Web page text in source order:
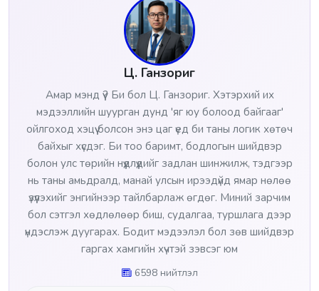
Ц. Ганзориг
Амар мэнд үү? Би бол Ц. Ганзориг. Хэтэрхий их
мэдээллийн шуурган дунд 'яг юу болоод байгааг'
ойлгоход хэцүү болсон энэ цаг үед би таны логик хөтөч
байхыг хүсдэг. Би тоо баримт, бодлогын шийдвэр
болон улс төрийн нүүдлүүдийг задлан шинжилж, тэдгээр
нь таны амьдралд, манай улсын ирээдүйд ямар нөлөө
үзүүлэхийг энгийнээр тайлбарлаж өгдөг. Миний зарчим
бол сэтгэл хөдлөлөөр биш, судалгаа, туршлага дээр
үндэслэж дуугарах. Бодит мэдээлэл бол зөв шийдвэр
гаргах хамгийн хүчтэй зэвсэг юм
6598 нийтлэл